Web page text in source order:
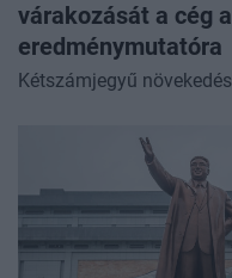
várakozását a cég
eredménymutatóra
Kétszámjegyű